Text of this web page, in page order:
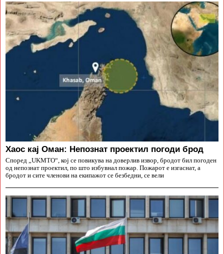
Хаос кај Оман: Непознат проектил погоди брод
Според „UKMTO“, кој се повикува на доверлив извор, бродот бил погоден
од непознат проектил, по што избувнал пожар. Пожарот е изгаснат, а
бродот и сите членови на екипажот се безбедни, се вели